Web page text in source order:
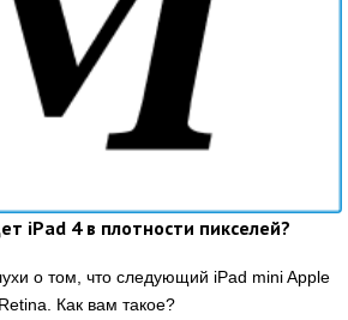
iPad 4 в плотности пикселей?
о том, что следующий iPad mini Apple
Как вам такое?